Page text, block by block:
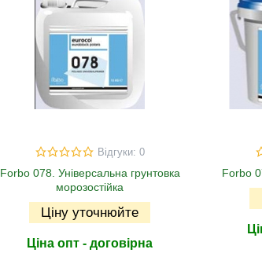
Відгуки: 0
Forbo 078. Універсальна грунтовка
морозостійка
Ціну уточнюйте
Ціна опт - договірна
Forbo